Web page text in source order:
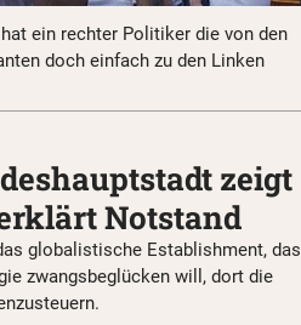
ein rechter Politiker die von den
doch einfach zu den Linken
zeigt
Notstand
globalistische Establishment, das
zwangsbeglücken will, dort die